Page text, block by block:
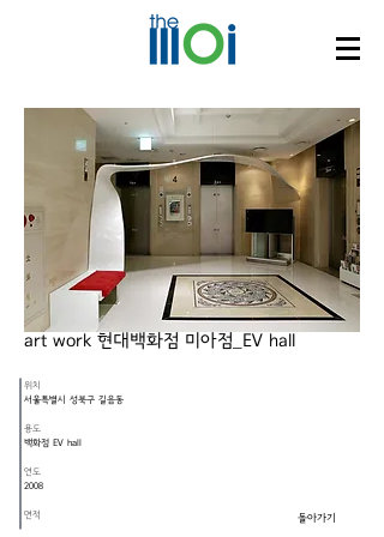
art work 현대백화점 미아점_EV hall
위치
서울특별시 성북구 길음동
용도
백화점 EV hall
연도
2008
면적 돌아가기